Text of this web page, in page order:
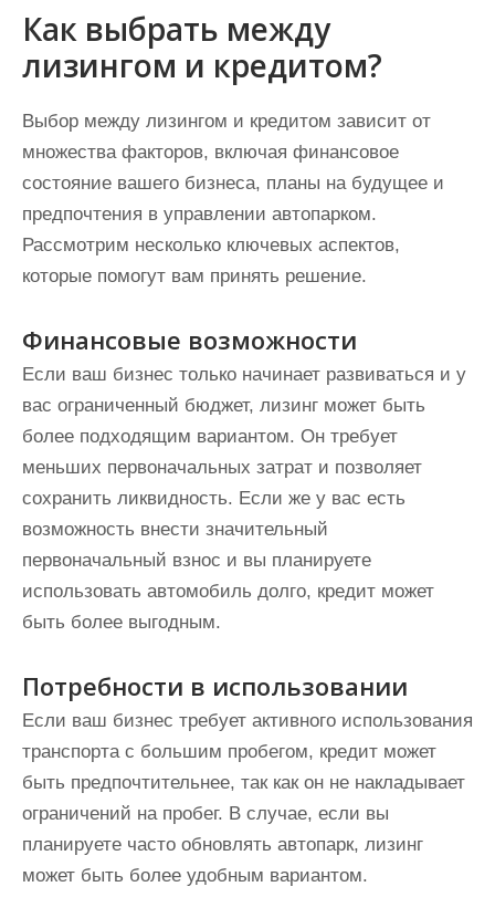
Как выбрать между
лизингом и кредитом?
Выбор между лизингом и кредитом зависит от
множества факторов, включая финансовое
состояние вашего бизнеса, планы на будущее и
предпочтения в управлении автопарком.
Рассмотрим несколько ключевых аспектов,
которые помогут вам принять решение.
Финансовые возможности
Если ваш бизнес только начинает развиваться и у
вас ограниченный бюджет, лизинг может быть
более подходящим вариантом. Он требует
меньших первоначальных затрат и позволяет
сохранить ликвидность. Если же у вас есть
возможность внести значительный
первоначальный взнос и вы планируете
использовать автомобиль долго, кредит может
быть более выгодным.
Потребности в использовании
Если ваш бизнес требует активного использования
транспорта с большим пробегом, кредит может
быть предпочтительнее, так как он не накладывает
ограничений на пробег. В случае, если вы
планируете часто обновлять автопарк, лизинг
может быть более удобным вариантом.